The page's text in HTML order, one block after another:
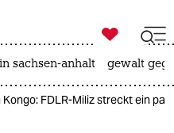

taz zahl ich
sachsen-anhalt gewalt
FDLR-Miliz streckt ein